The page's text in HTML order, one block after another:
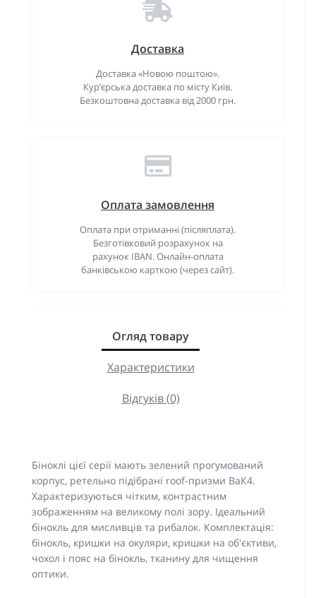
Доставка
Доставка «Новою поштою».
Кур’єрська доставка по місту Київ.
Безкоштовна доставка від 2000 грн.
Оплата замовлення
Оплата при отриманні (післяплата).
Безготівковий розрахунок на
рахунок IBAN. Онлайн-оплата
банківською карткою (через сайт).
Огляд товару
Характеристики
Відгуків (0)
Біноклі цієї серії мають зелений прогумований
корпус, ретельно підібрані roof-призми ВаК4.
Характеризуються чітким, контрастним
зображенням на великому полі зору. Ідеальний
бінокль для мисливців та рибалок. Комплектація:
бінокль, кришки на окуляри, кришки на об'єктиви,
чохол і пояс на бінокль, тканину для чищення
оптики.